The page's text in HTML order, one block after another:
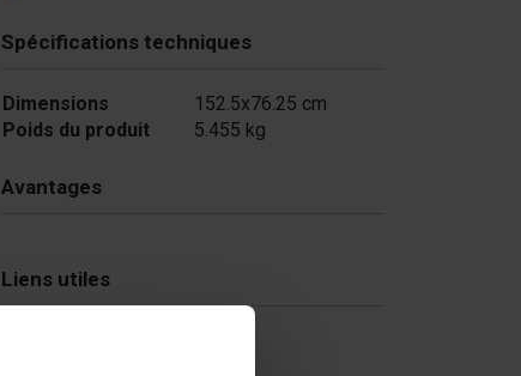
En stock
Spécifications techniques
Dimensions
152.5x76.25 cm
Poids du produit
5.455 kg
Avantages
Liens utiles